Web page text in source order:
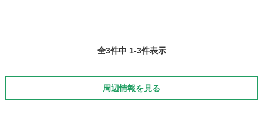
全3件中 1-3件表示
周辺情報を見る